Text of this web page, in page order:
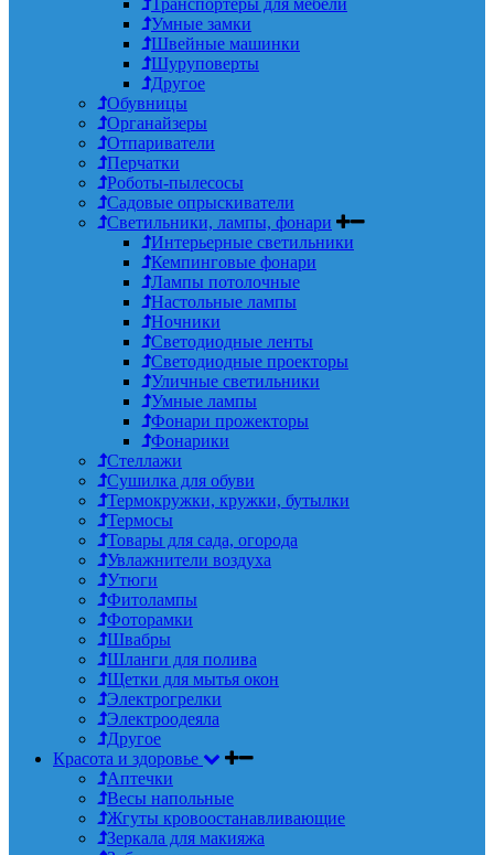
Умные замки
Швейные машинки
Шуруповерты
Другое
Обувницы
Органайзеры
Отпариватели
Перчатки
Роботы-пылесосы
Садовые опрыскиватели
Светильники, лампы, фонари
Интерьерные светильники
Кемпинговые фонари
Лампы потолочные
Настольные лампы
Ночники
Светодиодные ленты
Светодиодные проекторы
Уличные светильники
Умные лампы
Фонари прожекторы
Фонарики
Стеллажи
Сушилка для обуви
Термокружки, кружки, бутылки
Термосы
Товары для сада, огорода
Увлажнители воздуха
Утюги
Фитолампы
Фоторамки
Швабры
Шланги для полива
Щетки для мытья окон
Электрогрелки
Электроодеяла
Другое
Красота и здоровье
Аптечки
Весы напольные
Жгуты кровоостанавливающие
Зеркала для макияжа